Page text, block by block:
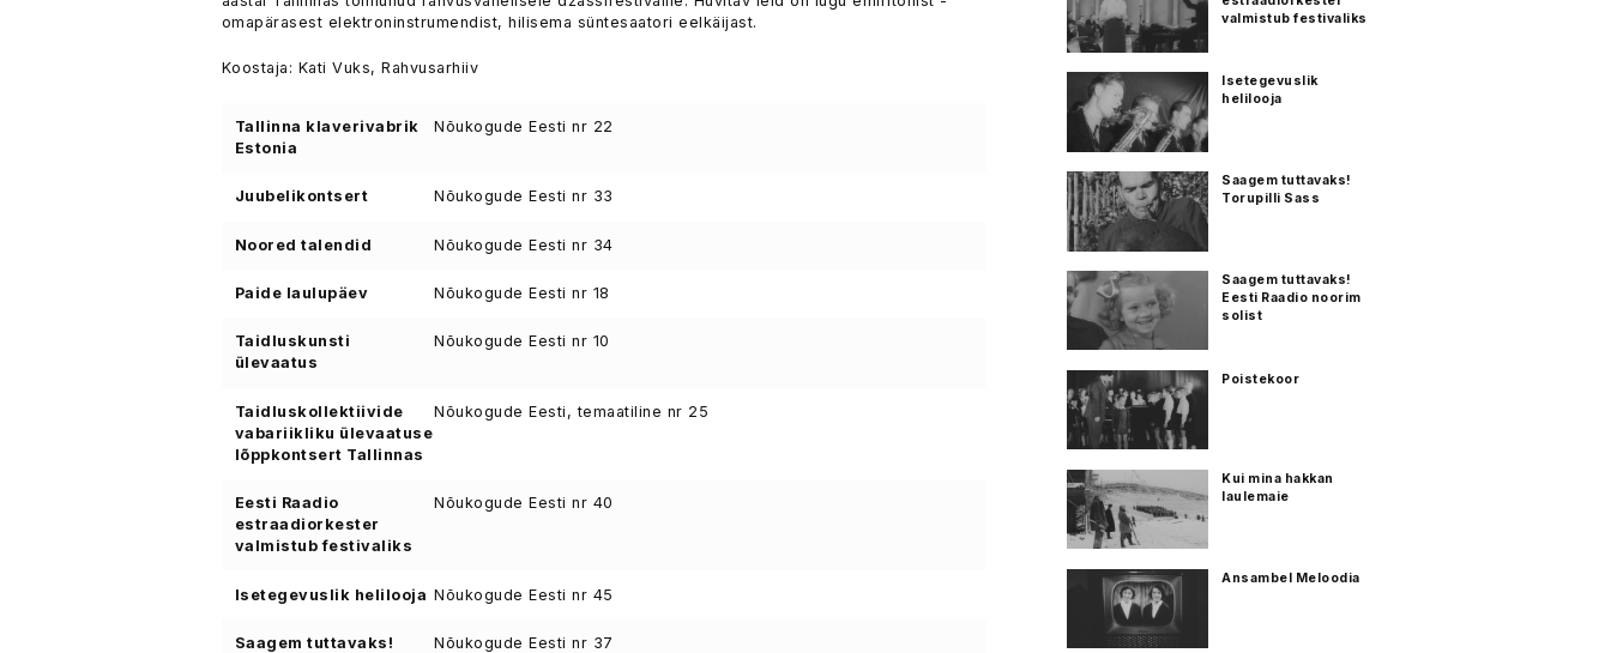
omapärasest elektroninstrumendist, hilisema süntesaatori eelkäijast.
Koostaja: Kati Vuks, Rahvusarhiiv
Tallinna klaverivabrik
Estonia
Nõukogude Eesti nr 22
Juubelikontsert Nõukogude Eesti nr 33
Noored talendid Nõukogude Eesti nr 34
Paide laulupäev Nõukogude Eesti nr 18
Taidluskunsti
ülevaatus
Nõukogude Eesti nr 10
Taidluskollektiivide
vabariikliku ülevaatuse
lõppkontsert Tallinnas
Nõukogude Eesti, temaatiline nr 25
Eesti Raadio
estraadiorkester
valmistub festivaliks
Nõukogude Eesti nr 40
Isetegevuslik helilooja Nõukogude Eesti nr 45
Saagem tuttavaks!
Nõukogude Eesti nr 37
valmistub festivaliks
Isetegevuslik
helilooja
Saagem tuttavaks!
Torupilli Sass
Saagem tuttavaks!
Eesti Raadio noorim
solist
Poistekoor
Kui mina hakkan
laulemaie
Ansambel Meloodia